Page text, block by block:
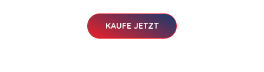
KAUFE JETZT